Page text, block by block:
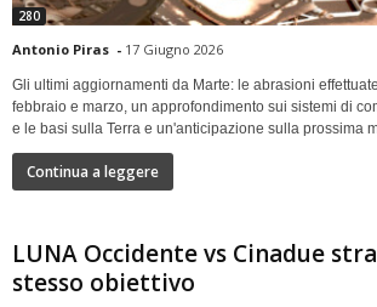
280
Antonio Piras - 17 Giugno 2026
Gli ultimi aggiornamenti da Marte: le abrasioni
febbraio e marzo, un approfondimento sui sistemi di
e le basi sulla Terra e un'anticipazione sulla prossima
Continua a leggere
LUNA Occidente vs Cinadue
stesso obiettivo